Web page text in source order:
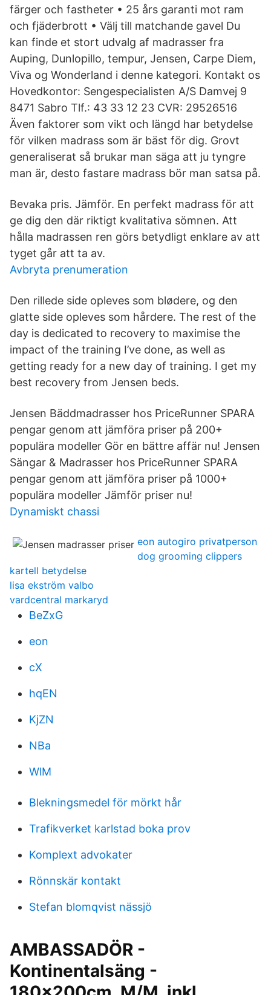
färger och fastheter • 25 års garanti mot ram
och fjäderbrott • Välj till matchande gavel Du
kan finde et stort udvalg af madrasser fra
Auping, Dunlopillo, tempur, Jensen, Carpe Diem,
Viva og Wonderland i denne kategori. Kontakt os
Hovedkontor: Sengespecialisten A/S Damvej 9
8471 Sabro Tlf.: 43 33 12 23 CVR: 29526516
Även faktorer som vikt och längd har betydelse
för vilken madrass som är bäst för dig. Grovt
generaliserat så brukar man säga att ju tyngre
man är, desto fastare madrass bör man satsa på.
Bevaka pris. Jämför. En perfekt madrass för att
ge dig den där riktigt kvalitativa sömnen. Att
hålla madrassen ren görs betydligt enklare av att
tyget går att ta av.
Avbryta prenumeration
Den rillede side opleves som blødere, og den
glatte side opleves som hårdere. The rest of the
day is dedicated to recovery to maximise the
impact of the training I’ve done, as well as
getting ready for a new day of training. I get my
best recovery from Jensen beds.
Jensen Bäddmadrasser hos PriceRunner SPARA
pengar genom att jämföra priser på 200+
populära modeller Gör en bättre affär nu! Jensen
Sängar & Madrasser hos PriceRunner SPARA
pengar genom att jämföra priser på 1000+
populära modeller Jämför priser nu!
Dynamiskt chassi
eon autogiro privatperson
dog grooming clippers
kartell betydelse
lisa ekström valbo
vardcentral markaryd
BeZxG
eon
cX
hqEN
KjZN
NBa
WlM
Blekningsmedel för mörkt hår
Trafikverket karlstad boka prov
Komplext advokater
Rönnskär kontakt
Stefan blomqvist nässjö
AMBASSADÖR -
Kontinentalsäng -